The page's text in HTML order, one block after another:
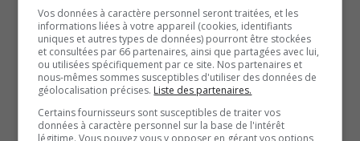
QUESTION DU JOUR
Commentaires
SOUTENIR NOS MÉDIAS, C’EST PROTÉGER NOTRE
CULTURE ET NOTRE ÉCONOMIE
Vos données à caractère personnel seront traitées, et les
informations liées à votre appareil (cookies, identifiants
uniques et autres types de données) pourront être stockées
et consultées par 66 partenaires, ainsi que partagées avec lui,
ou utilisées spécifiquement par ce site. Nos partenaires et
nous-mêmes sommes susceptibles d'utiliser des données de
géolocalisation précises. Liste des partenaires.
Certains fournisseurs sont susceptibles de traiter vos
données à caractère personnel sur la base de l'intérêt
légitime. Vous pouvez vous y opposer en gérant vos options